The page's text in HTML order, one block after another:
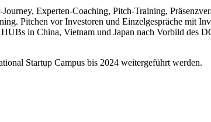
Experten-Coaching, Pitch-Training,
Pitchen vor Investoren und Einzelgespräche mit
in China, Vietnam und Japan nach Vorbild des
Startup Campus bis 2024 weitergeführt werden.